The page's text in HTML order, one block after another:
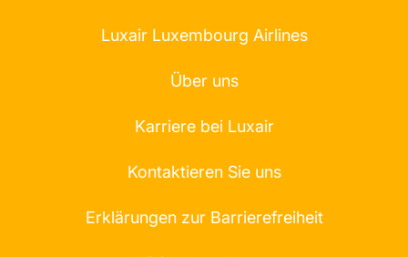
Luxair Luxembourg Airlines
Über uns
Karriere bei Luxair
Kontaktieren Sie uns
Erklärungen zur Barrierefreiheit